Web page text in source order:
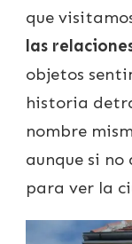
que
las
objetos
historia
nombre
aunque si
para ver la